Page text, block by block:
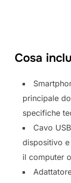
Cosa
principale
specifiche
Cavo
dispositivo
il computer